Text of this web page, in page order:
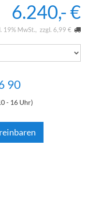
6.240,- €
19% MwSt. zzgl. 6,99 €
90
- 16 Uhr)